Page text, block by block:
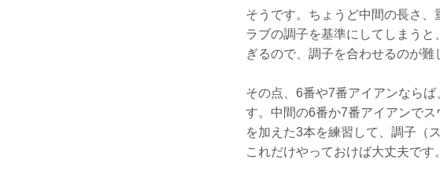
そうです。ちょうど中間の長さ
ラブの調子を基準にしてしまう
ぎるので、調子を合わせるのが難
その点、6番や7番アイアンなら
す。中間の6番か7番アイアンで
を加えた3本を練習して、調子（
これだけやっておけば大丈夫です。